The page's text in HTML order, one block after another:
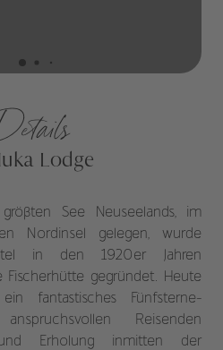
Lodge
See Neuseelands, im
Nordinsel gelegen, wurde
in den 1920er Jahren
Fischerhütte gegründet. Heute
fantastisches Fünfsterne-
Reisenden
Erholung inmitten der